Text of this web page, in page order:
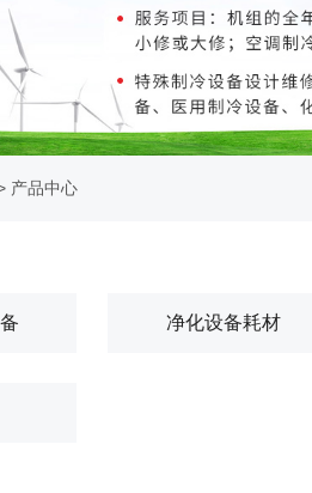
产品中心
净化设备耗材